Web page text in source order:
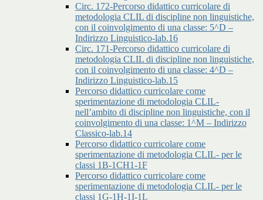
Circ. 172-Percorso didattico curricolare di
metodologia CLIL di discipline non linguistiche,
con il coinvolgimento di una classe: 5^D –
Indirizzo Linguistico-lab.16
Circ. 171-Percorso didattico curricolare di
metodologia CLIL di discipline non linguistiche,
con il coinvolgimento di una classe: 4^D –
Indirizzo Linguistico-lab.15
Percorso didattico curricolare come
sperimentazione di metodologia CLIL-
nell’ambito di discipline non linguistiche, con il
coinvolgimento di una classe: 1^M – Indirizzo
Classico-lab.14
Percorso didattico curricolare come
sperimentazione di metodologia CLIL- per le
classi 1B-1CH1-1F
Percorso didattico curricolare come
sperimentazione di metodologia CLIL- per le
classi 1G-1H-1I-1L